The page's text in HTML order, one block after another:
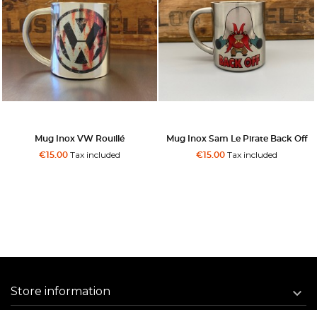
Mug Inox VW Rouillé
€15.00Tax included
Mug Inox Sam Le Pirate Back Off
€15.00Tax included
Store information 